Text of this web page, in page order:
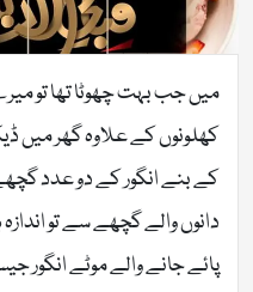
میں جب بہت چھوٹا تھا تو
کھلونوں کے علاوہ گھر میں
کے بنے انگور کے دو عدد
دانوں والے گچھے سے تو
پائے جانے والے موٹے انگور